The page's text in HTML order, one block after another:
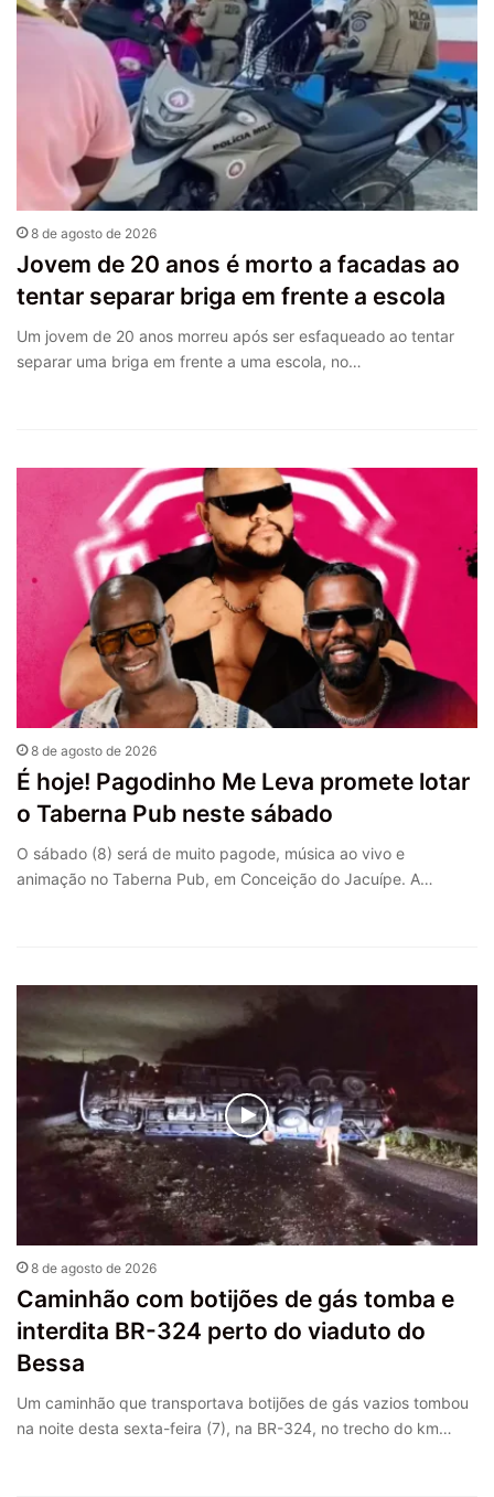
8 de agosto de 2026
Jovem de 20 anos é morto a facadas ao
tentar separar briga em frente a escola
Um jovem de 20 anos morreu após ser esfaqueado ao tentar
separar uma briga em frente a uma escola, no…
8 de agosto de 2026
É hoje! Pagodinho Me Leva promete lotar
o Taberna Pub neste sábado
O sábado (8) será de muito pagode, música ao vivo e
animação no Taberna Pub, em Conceição do Jacuípe. A…
8 de agosto de 2026
Caminhão com botijões de gás tomba e
interdita BR-324 perto do viaduto do
Bessa
Um caminhão que transportava botijões de gás vazios tombou
na noite desta sexta-feira (7), na BR-324, no trecho do km…